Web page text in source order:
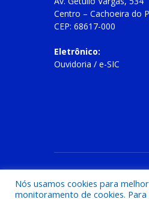
Centro – Cachoeira do
CEP: 68617-000
Eletrônico:
Ouvidoria / e-SIC
Nós usamos cookies para
monitoramento de cookies.